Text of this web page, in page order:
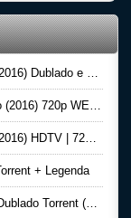
| 1080p – Download
DL – Download Torrent
Legendado Download
+ Legenda
1080p Legendado Download